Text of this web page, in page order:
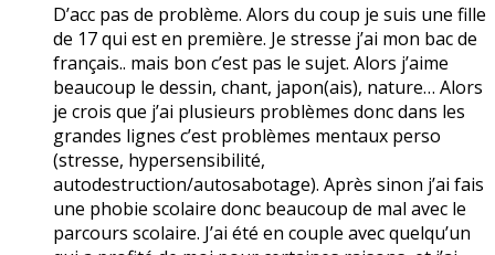
D’acc pas de problème. Alors du coup je suis une fille
de 17 qui est en première. Je stresse j’ai mon bac de
français.. mais bon c’est pas le sujet. Alors j’aime
beaucoup le dessin, chant, japon(ais), nature… Alors
je crois que j’ai plusieurs problèmes donc dans les
grandes lignes c’est problèmes mentaux perso
(stresse, hypersensibilité,
autodestruction/autosabotage). Après sinon j’ai fais
une phobie scolaire donc beaucoup de mal avec le
parcours scolaire. J’ai été en couple avec quelqu’un